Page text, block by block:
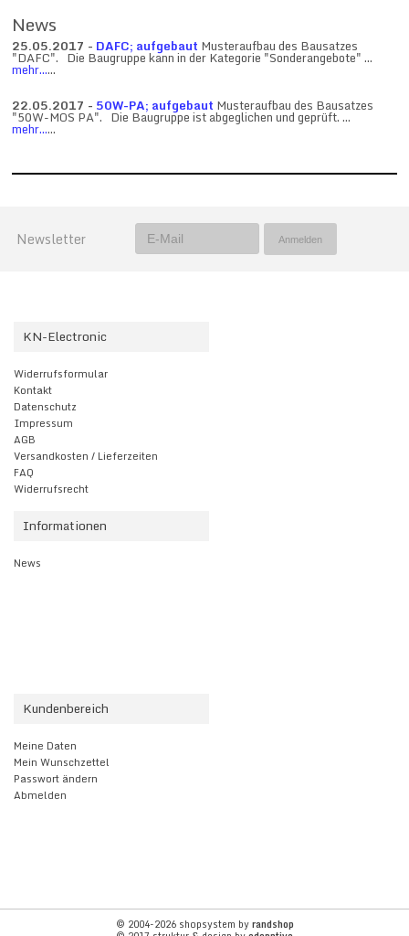
News
25.05.2017 - DAFC; aufgebaut Musteraufbau des Bausatzes
"DAFC". Die Baugruppe kann in der Kategorie "Sonderangebote" ...
mehr......
22.05.2017 - 50W-PA; aufgebaut Musteraufbau des Bausatzes
"50W-MOS PA". Die Baugruppe ist abgeglichen und geprüft. ...
mehr......
Newsletter
KN-Electronic
Widerrufsformular
Kontakt
Datenschutz
Impressum
AGB
Versandkosten / Lieferzeiten
FAQ
Widerrufsrecht
Informationen
News
Kundenbereich
Meine Daten
Mein Wunschzettel
Passwort ändern
Abmelden
© 2004-2026 shopsystem byrandshop